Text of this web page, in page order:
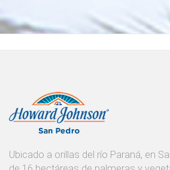
Ubicado a orillas del río Paraná, en